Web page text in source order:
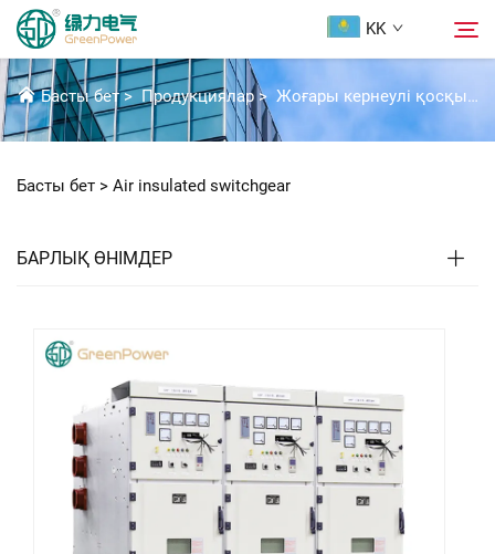
KK
Продукциялар
Біздің туралы
Шешімдер
Жүктеп алу
Бізбен хабарласыңы
AIR INSULATED SWITCHGEAR
Басты бет>Продукциялар > Жоғары кернеулі қосқыш құрылғылар шешімдері
Басты бет > Air insulated switchgear
БАРЛЫҚ ӨНІМДЕР